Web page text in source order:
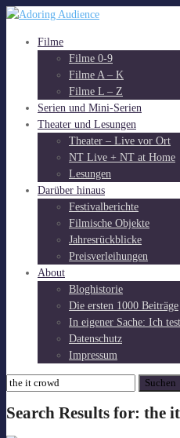
Skip
content
Adoring Audience
Kritiken zu Filmen,
Filme
Filme 0-9
Filme A – K
Filme L – Z
Serien und Mini-Serien
Theater und Lesungen
Theater – Live vor Ort
NT Live + NT at Home
Lesungen
Darüber hinaus
Festivalberichte
Filmische Objekte
Jahresrückblicke
Preisverleihungen
About
Bloghistorie
Die ersten 1000 Beiträge
In eigener Sache: Ich
Datenschutz
Impressum
Suchen
Search Results for: the